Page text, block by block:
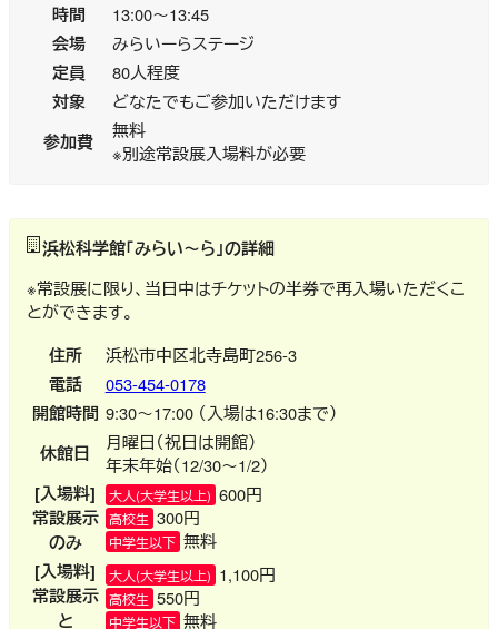
時間 13:00～13:45
会場 みらいーらステージ
定員 80人程度
対象 どなたでもご参加いただけます
参加費
無料
※別途常設展入場料が必要
浜松科学館「みらい～ら」の詳細
※常設展に限り、当日中はチケットの半券で再入場いただくこ
とができます。
住所 浜松市中区北寺島町256-3
電話 053-454-0178
開館時間 9:30～17:00 （入場は16:30まで）
休館日
月曜日（祝日は開館）
年末年始（12/30～1/2）
[入場料]
常設展示
のみ
大人(大学生以上) 600円
高校生 300円
中学生以下 無料
[入場料]
常設展示
と
大人(大学生以上) 1,100円
高校生 550円
中学生以下 無料